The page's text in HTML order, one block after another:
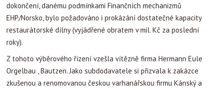
dokončení, danému podmínkami Finančních mechanizmů
EHP/Norsko, bylo požadováno i prokázání dostatečné kapacity
restaurátorské dílny (vyjádřené obratem v mil. Kč za poslední
roky).
Z tohoto výběrového řízení vzešla vítězně firma Hermann Eule
Orgelbau , Bautzen. Jako subdodavatele si přizvala k zakázce
zkušenou a renomovanou českou varhanářskou firmu Kánský a